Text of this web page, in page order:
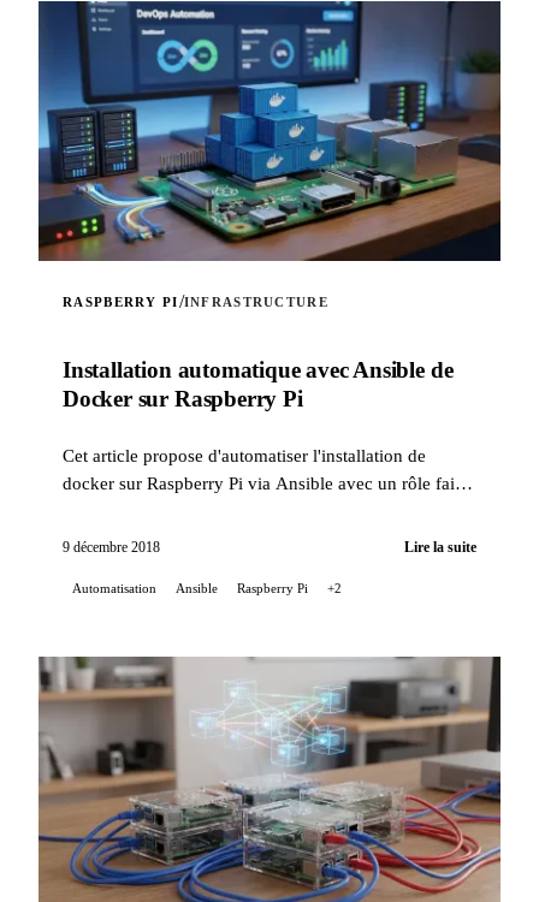
RASPBERRY PI/INFRASTRUCTURE
Installation automatique avec Ansible de
Docker sur Raspberry Pi
Cet article propose d'automatiser l'installation de
docker sur Raspberry Pi via Ansible avec un rôle fait
9 décembre 2018 Lire la suite
Automatisation Ansible Raspberry Pi +2